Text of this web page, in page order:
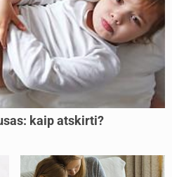
kaip atskirti?